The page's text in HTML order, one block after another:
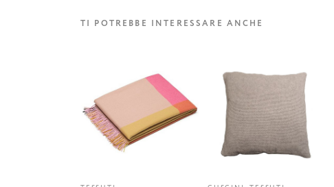
TI POTREBBE INTERESSARE ANCHE